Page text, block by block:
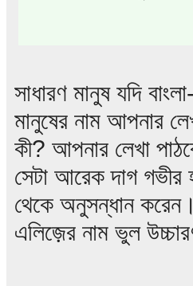
সাধারণ মানুষ যদি
মানুষের নাম আপনার
কী? আপনার লেখা
সেটা আরেক দাগ গভীর
থেকে অনুসন্ধান
এলিজ়ের নাম ভুল